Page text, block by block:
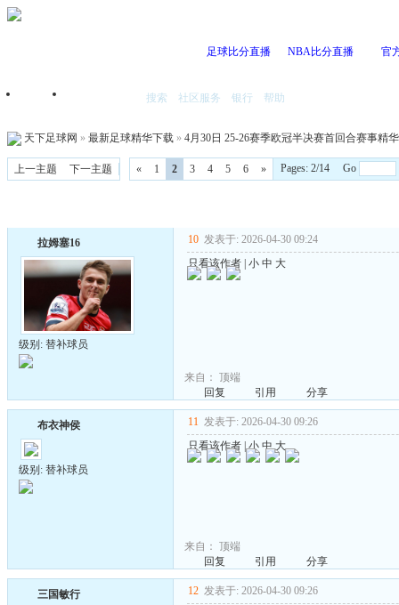
足球比分直播 NBA比分直播 官
首页 搜索 社区服务 银行 帮助
天下足球网 » 最新足球精华下载 » 4月30日 25-26赛季欧冠半决赛首回合赛事精
上一主题 下一主题 « 1 2 3 4 5 6 » Pages: 2/14 Go
拉姆塞16
级别: 替补球员
10 发表于: 2026-04-30 09:24
只看该作者 小 中 大
来自： 顶端
回复
引用 分享
布衣神侯
级别: 替补球员
11 发表于: 2026-04-30 09:26
只看该作者 |小 中 大
来自： 顶端
回复
引用 分享
三国敏行 12 发表于: 2026-04-30 09:26